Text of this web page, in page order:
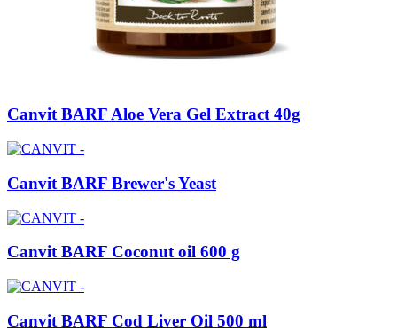
Canvit BARF Aloe Vera Gel Extract 40g
Canvit BARF Brewer's Yeast
Canvit BARF Coconut oil 600 g
Canvit BARF Cod Liver Oil 500 ml